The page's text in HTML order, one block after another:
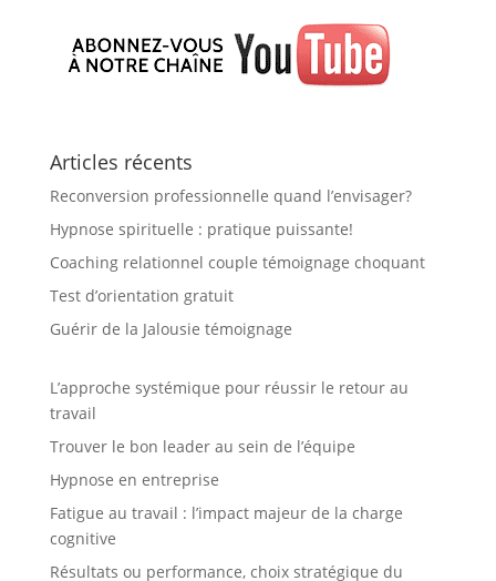
Articles récents
Reconversion professionnelle quand l’envisager?
Hypnose spirituelle : pratique puissante!
Coaching relationnel couple témoignage choquant
Test d’orientation gratuit
Guérir de la Jalousie témoignage
L’approche systémique pour réussir le retour au
travail
Trouver le bon leader au sein de l’équipe
Hypnose en entreprise
Fatigue au travail : l’impact majeur de la charge
cognitive
Résultats ou performance, choix stratégique du